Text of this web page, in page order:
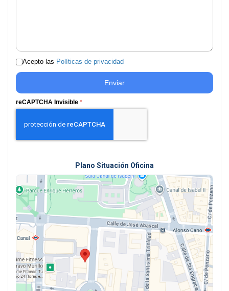
Acepto las Políticas de privacidad
Enviar
reCAPTCHA Invisible *
Plano Situación Oficina